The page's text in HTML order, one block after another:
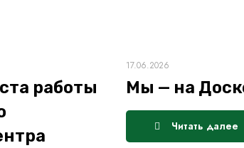
работы
17.06.2026
Мы — на
Читать далее